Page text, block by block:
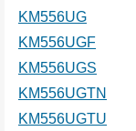
KM556UG
KM556UGF
KM556UGS
KM556UGTN
KM556UGTU